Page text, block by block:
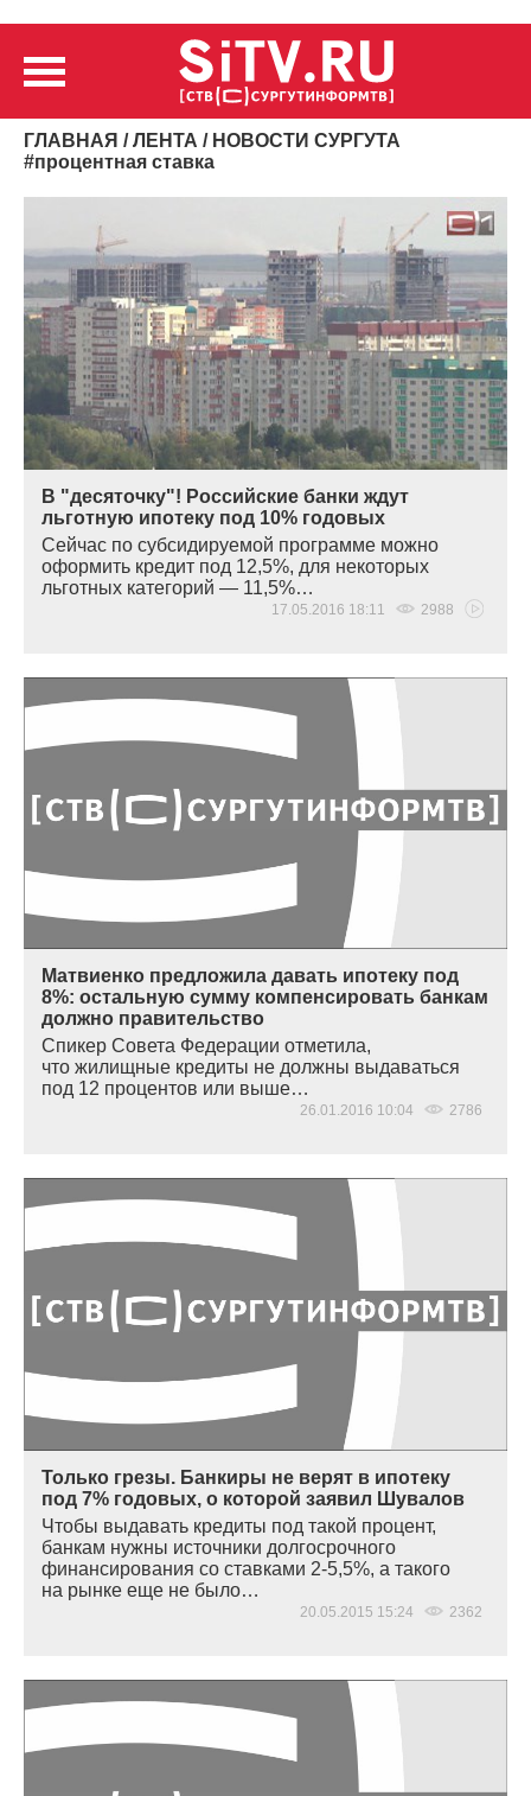
ГЛАВНАЯ /ЛЕНТА / НОВОСТИ СУРГУТА
#процентная ставка
В "десяточку"! Российские банки ждут
льготную ипотеку под 10% годовых
Сейчас по субсидируемой программе можно
оформить кредит под 12,5%, для некоторых
льготных категорий — 11,5%…
17.05.2016 18:11 2988
Матвиенко предложила давать ипотеку под
8%: остальную сумму компенсировать банкам
должно правительство
Спикер Совета Федерации отметила,
что жилищные кредиты не должны выдаваться
под 12 процентов или выше…
26.01.2016 10:04 2786
Только грезы. Банкиры не верят в ипотеку
под 7% годовых, о которой заявил Шувалов
Чтобы выдавать кредиты под такой процент,
банкам нужны источники долгосрочного
финансирования со ставками 2-5,5%, а такого
на рынке еще не было…
20.05.2015 15:24 2362